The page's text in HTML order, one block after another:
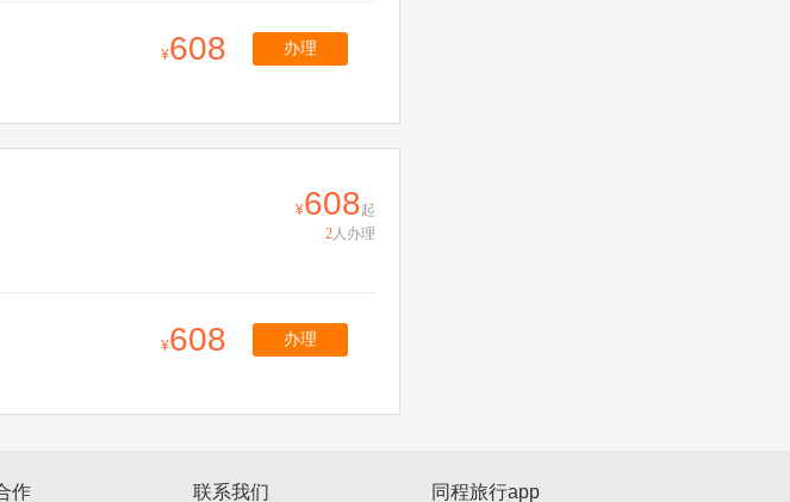
608 办理
608起
2人办理
608 办理
作 联系我们 同程旅行app